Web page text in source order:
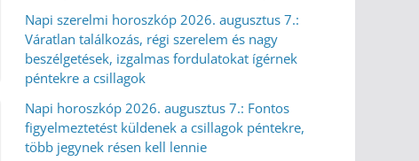
Napi szerelmi horoszkóp 2026. augusztus 7.:
Váratlan találkozás, régi szerelem és nagy
beszélgetések, izgalmas fordulatokat ígérnek
péntekre a csillagok
Napi horoszkóp 2026. augusztus 7.: Fontos
figyelmeztetést küldenek a csillagok péntekre,
több jegynek résen kell lennie